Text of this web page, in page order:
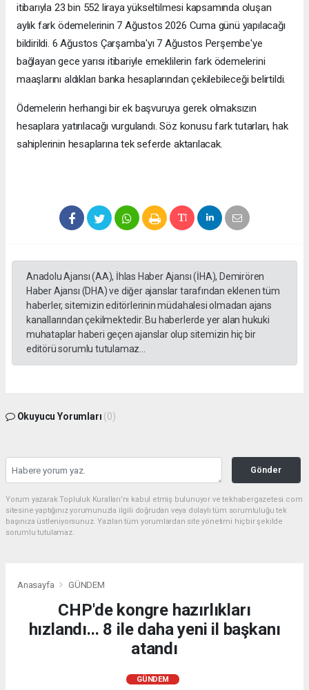
itibarıyla 23 bin 552 liraya yükseltilmesi kapsamında oluşan
aylık fark ödemelerinin 7 Ağustos 2026 Cuma günü yapılacağı
bildirildi. 6 Ağustos Çarşamba'yı 7 Ağustos Perşembe'ye
bağlayan gece yarısı itibariyle emeklilerin fark ödemelerini
maaşlarını aldıkları banka hesaplarından çekilebileceği belirtildi.
Ödemelerin herhangi bir ek başvuruya gerek olmaksızın
hesaplara yatırılacağı vurgulandı. Söz konusu fark tutarları, hak
sahiplerinin hesaplarına tek seferde aktarılacak.
Anadolu Ajansı (AA), İhlas Haber Ajansı (İHA), Demirören
Haber Ajansı (DHA) ve diğer ajanslar tarafından eklenen tüm
haberler, sitemizin editörlerinin müdahalesi olmadan ajans
kanallarından çekilmektedir. Bu haberlerde yer alan hukuki
muhataplar haberi geçen ajanslar olup sitemizin hiç bir
editörü sorumlu tutulamaz...
Okuyucu Yorumları (0)
Gönder
Yorum yazarak Topluluk Kuralları’nı kabul etmiş bulunuyor ve tekhabergazetesi.com
sitesine yaptığınız yorumunuzla ilgili doğrudan veya dolaylı tüm sorumluluğu tek
başınıza üstleniyorsunuz. Yazılan tüm yorumlardan site yönetimi hiçbir şekilde
sorumlu tutulamaz.
Anasayfa GÜNDEM
CHP'de kongre hazırlıkları
hızlandı... 8 ile daha yeni il başkanı
atandı
GÜNDEM